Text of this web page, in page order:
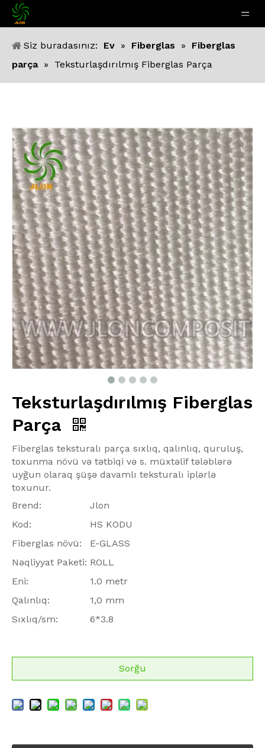
Siz buradasınız: Ev » Fiberglas »
Fiberglas
parça » Teksturlaşdırılmış Fiberglas Parça
Teksturlaşdırılmış Fiberglas
Parça
Fiberglas teksturalı parça sıxlıq, qalınlıq, quruluş,
toxunma növü və tətbiqi və s. müxtəlif tələblərə
uyğun olaraq şüşə davamlı teksturalı iplərlə
toxunur.
Brend:
Jlon
Kod:
HS KODU
Fiberglas növü:
E-GLASS
Nəqliyyat Paketi: ROLL
Eni:
1.0 metr
Qalınlıq:
1,0 mm
Sıxlıq/sm:
6*3.8
Sorğu